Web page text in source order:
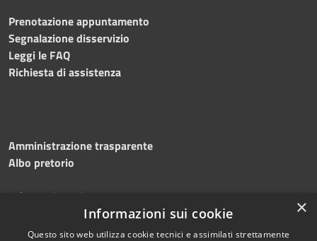
Prenotazione appuntamento
Segnalazione disservizio
Leggi le FAQ
Richiesta di assistenza
Amministrazione trasparente
Albo pretorio
Informativa privacy
Dichiarazione di accessibilità
×
Informazioni sui cookie
Questo sito web utilizza cookie tecnici e assimilati strettamente